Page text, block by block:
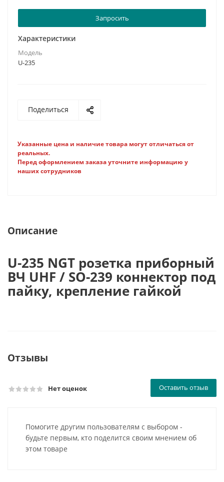
Запросить
Характеристики
Модель
U-235
Поделиться
Указанные цена и наличие товара могут отличаться от
реальных.
Перед оформлением заказа уточните информацию у
наших сотрудников
Описание
U-235 NGT розетка приборный
ВЧ UHF / SO-239 коннектор под
пайку, крепление гайкой
Отзывы
Нет оценок Оставить отзыв
Помогите другим пользователям с выбором -
будьте первым, кто поделится своим мнением об
этом товаре